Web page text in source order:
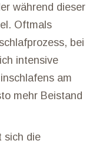
während dieser
Oftmals
bei
intensive
am
mehr Beistand
sich die